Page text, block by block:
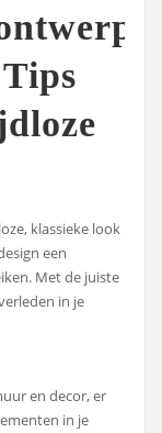
klassieke look
een
Met de juiste
in je
en decor, er
in je